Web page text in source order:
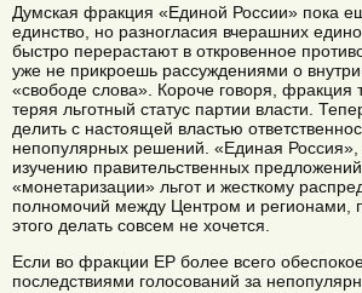
Думская фракция «Единой России» пока
единство, но разногласия вчерашних
быстро перерастают в откровенное
уже не прикроешь рассуждениями о
«свободе слова». Короче говоря, фракция
теряя льготный статус партии власти.
делить с настоящей властью
непопулярных решений. «Единая Россия»,
изучению правительственных
«монетаризации» льгот и жесткому
полномочий между Центром и регионами,
этого делать совсем не хочется.
Если во фракции ЕР более всего
последствиями голосований за